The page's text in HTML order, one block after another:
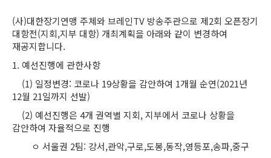
(사)대한장기연맹 주체와 브레인TV 방송주관으로 제2회 오픈장기
대항전(지회,지부 대항) 개최계획을 아래와 같이 변경하여
재공지합니다.
1. 예선진행에 관한사항
(1) 일정변경: 코로나 19상황을 감안하여 1개월 순연(2021년
12월 21일까지 선발)
(2) 예선진행은 4개 권역별 지회, 지부에서 코로나 상황을
감안하여 자율적으로 진행
ㅇ 서울권 2팀: 강서,관악,구로,도봉,동작,영등포,송파,중구